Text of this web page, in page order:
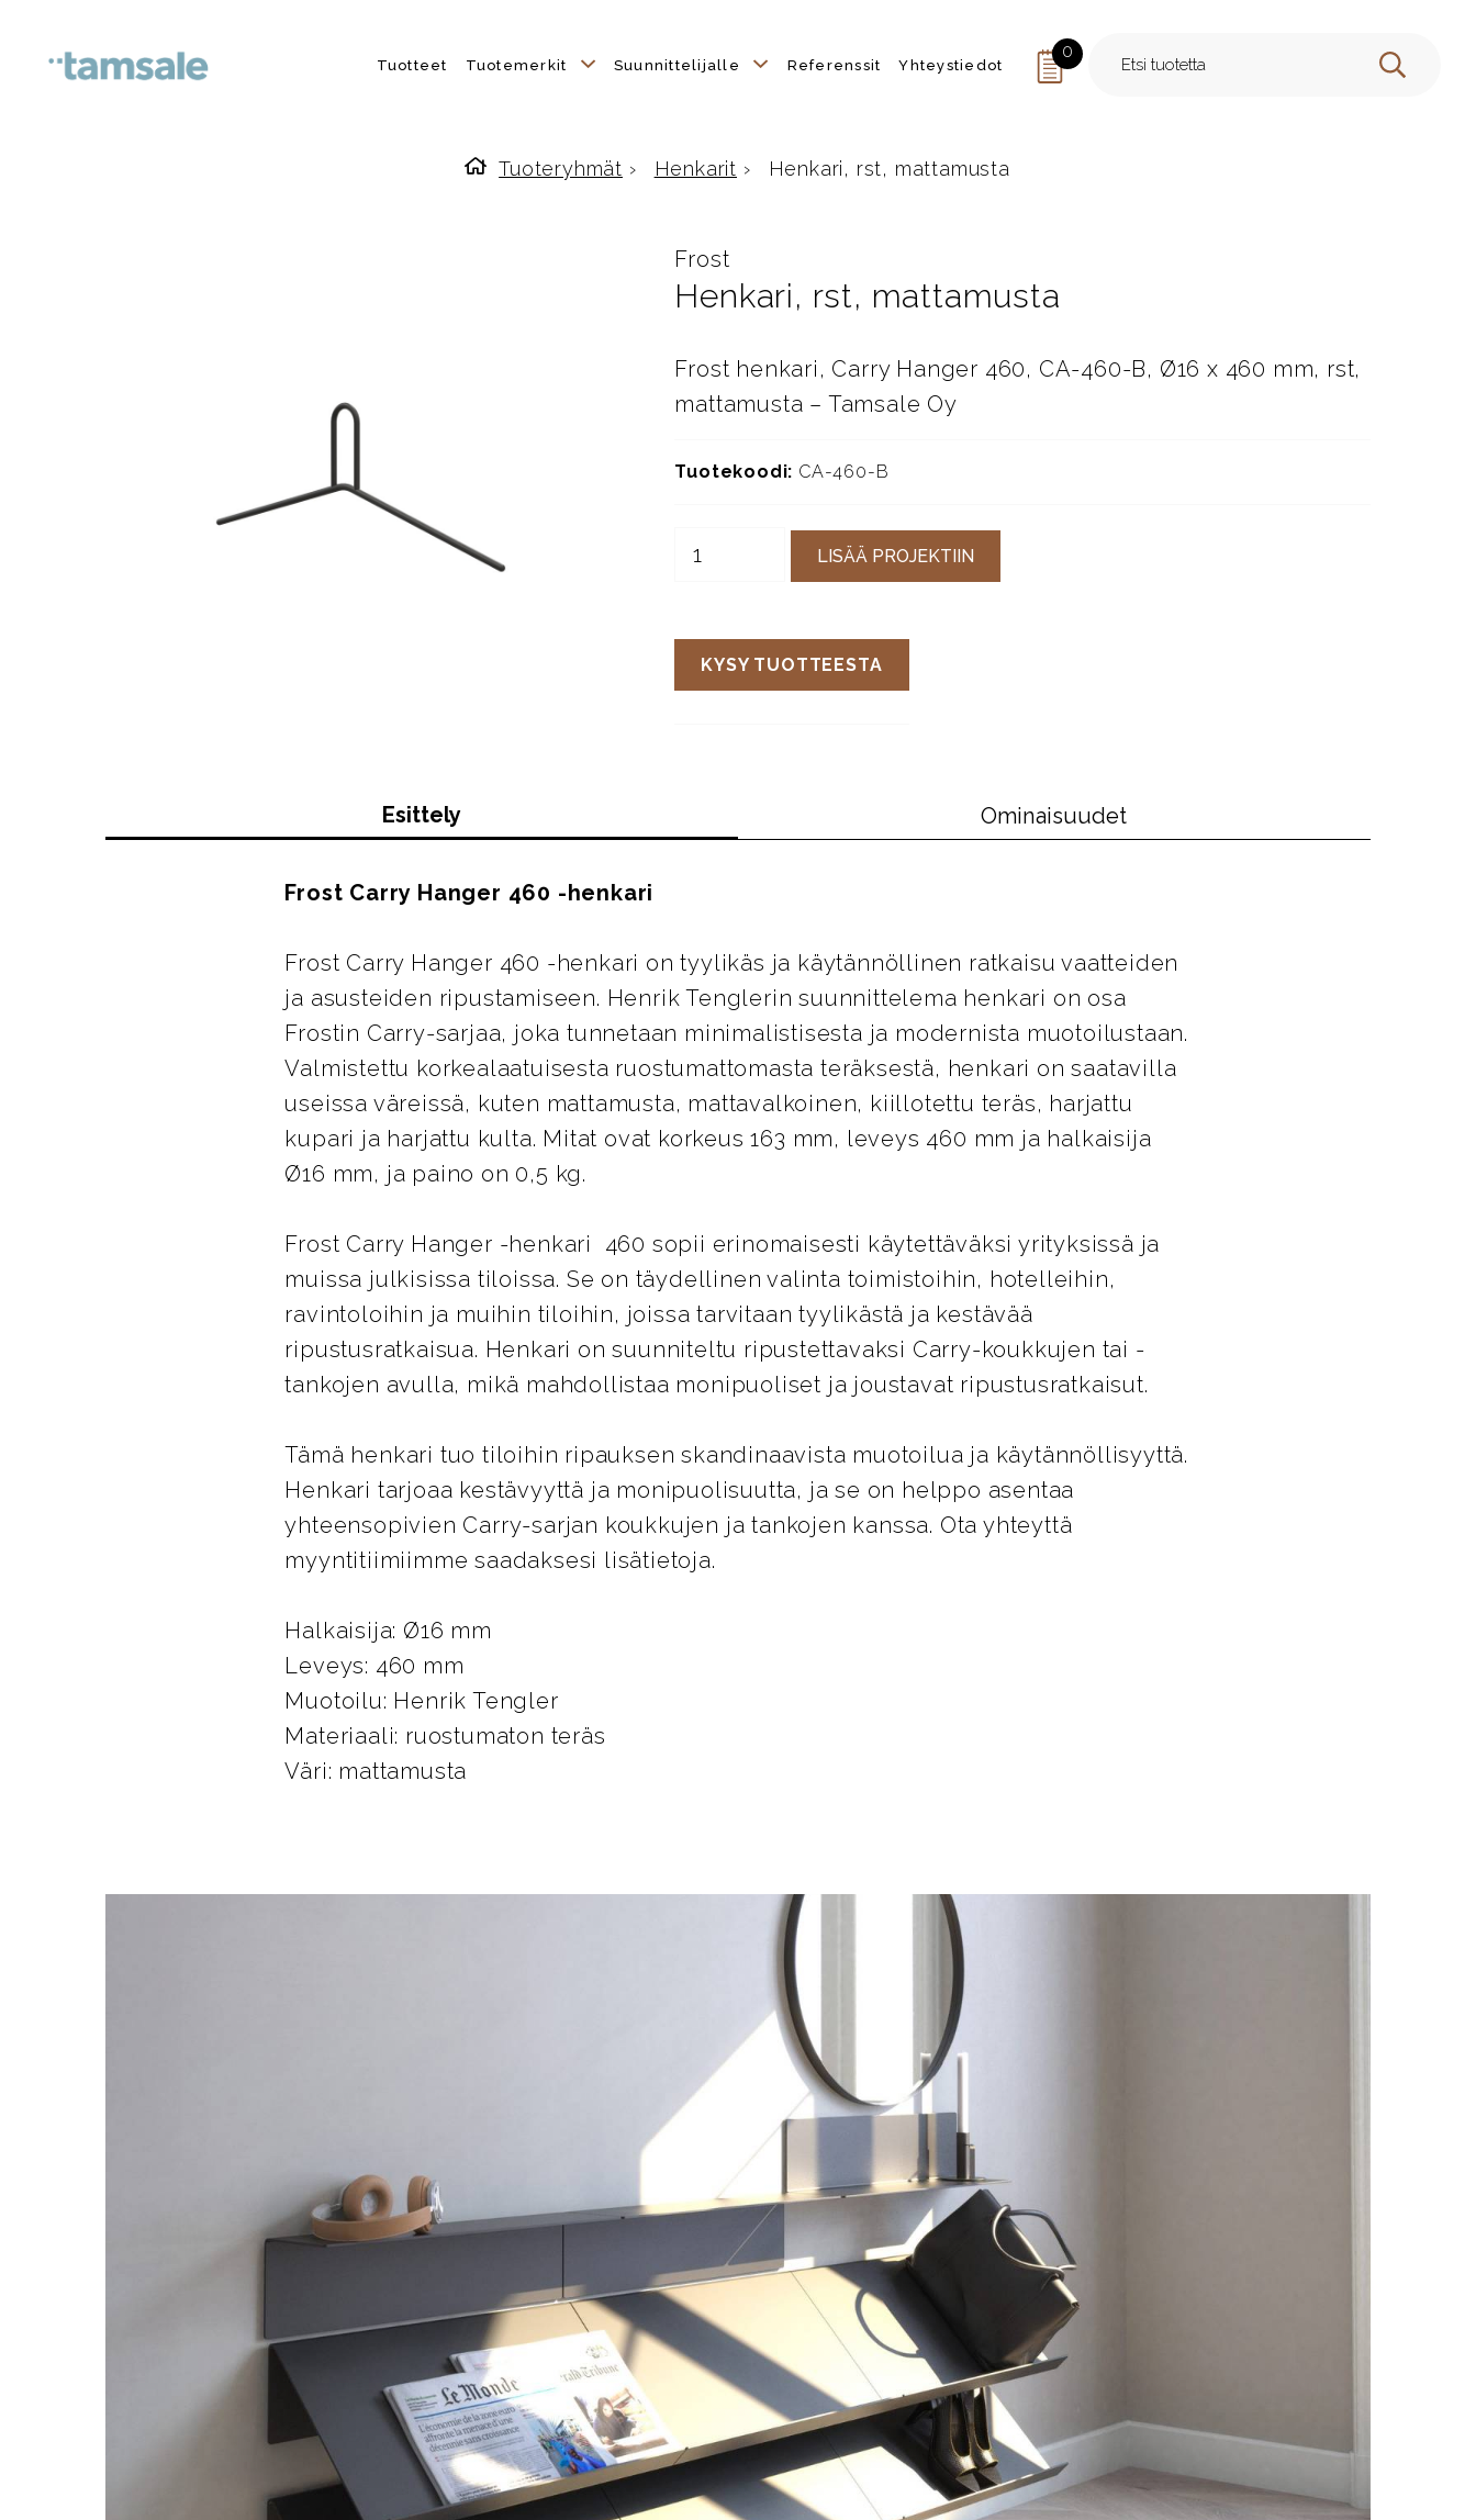
Tuotteet Tuotemerkit Suunnittelijalle Referenssit Yhteystiedot
0
HAE
Etusivulle
Tuoteryhmät › Henkarit › Henkari, rst, mattamusta
Frost
Henkari, rst, mattamusta
Frost henkari, Carry Hanger 460, CA-460-B, Ø16 x 460 mm, rst,
mattamusta – Tamsale Oy
Tuotekoodi: CA-460-B
LISÄÄ PROJEKTIIN
KYSY TUOTTEESTA
Esittely Ominaisuudet
Frost Carry Hanger 460 -henkari
Frost Carry Hanger 460 -henkari on tyylikäs ja käytännöllinen ratkaisu vaatteiden
ja asusteiden ripustamiseen. Henrik Tenglerin suunnittelema henkari on osa
Frostin Carry-sarjaa, joka tunnetaan minimalistisesta ja modernista muotoilustaan.
Valmistettu korkealaatuisesta ruostumattomasta teräksestä, henkari on saatavilla
useissa väreissä, kuten mattamusta, mattavalkoinen, kiillotettu teräs, harjattu
kupari ja harjattu kulta. Mitat ovat korkeus 163 mm, leveys 460 mm ja halkaisija
Ø16 mm, ja paino on 0,5 kg.
Frost Carry Hanger -henkari 460 sopii erinomaisesti käytettäväksi yrityksissä ja
muissa julkisissa tiloissa. Se on täydellinen valinta toimistoihin, hotelleihin,
ravintoloihin ja muihin tiloihin, joissa tarvitaan tyylikästä ja kestävää
ripustusratkaisua. Henkari on suunniteltu ripustettavaksi Carry-koukkujen tai -
tankojen avulla, mikä mahdollistaa monipuoliset ja joustavat ripustusratkaisut.
Tämä henkari tuo tiloihin ripauksen skandinaavista muotoilua ja käytännöllisyyttä.
Henkari tarjoaa kestävyyttä ja monipuolisuutta, ja se on helppo asentaa
yhteensopivien Carry-sarjan koukkujen ja tankojen kanssa. Ota yhteyttä
myyntitiimiimme saadaksesi lisätietoja.
Halkaisija: Ø16 mm
Leveys: 460 mm
Muotoilu: Henrik Tengler
Materiaali: ruostumaton teräs
Väri: mattamusta